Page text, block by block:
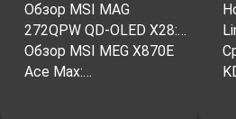
Обзор MSI MAG
272QPW QD-OLED X28:…
Обзор MSI MEG X870E
Ace Max:…